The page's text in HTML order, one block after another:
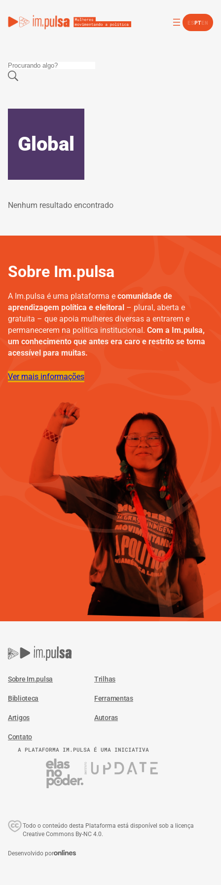
ESPTEN
Global
Nenhum resultado encontrado
Sobre Im.pulsa
A Im.pulsa é uma plataforma e comunidade de
aprendizagem política e eleitoral – plural, aberta e
gratuita – que apoia mulheres diversas a entrarem e
permanecerem na política institucional. Com a Im.pulsa,
um conhecimento que antes era caro e restrito se torna
acessível para muitas.
Ver mais informações
Sobre Im.pulsa Trilhas
Biblioteca Ferramentas
Artigos Autoras
Contato
A PLATAFORMA IM.PULSA É UMA INICIATIVA
Todo o conteúdo desta Plataforma está disponível sob a licença
Creative Commons By-NC 4.0.
Desenvolvido por